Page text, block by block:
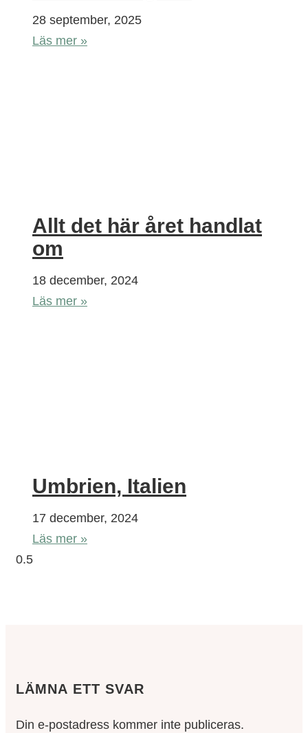
28 september, 2025
Läs mer »
Allt det här året handlat
om
18 december, 2024
Läs mer »
Umbrien, Italien
17 december, 2024
Läs mer »
LÄMNA ETT SVAR
Din e-postadress kommer inte publiceras.